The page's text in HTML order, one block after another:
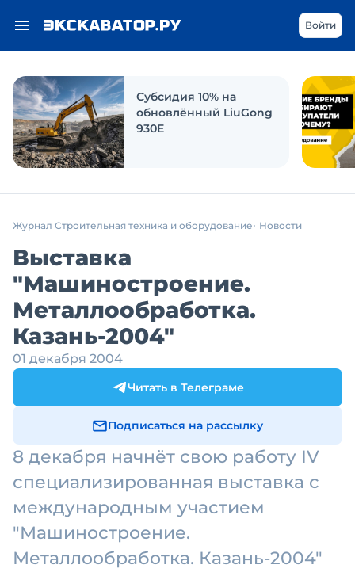
Войти
Субсидия 10% на
обновлённый LiuGong
930E
Журнал Строительная техника и оборудование Новости
Выставка
"Машиностроение.
Металлообработка.
Казань-2004"
01 декабря 2004
Читать в Телеграме
Подписаться на рассылку
8 декабря начнёт свою работу IV
специализированная выставка с
международным участием
"Машиностроение.
Металлообработка. Казань-2004"